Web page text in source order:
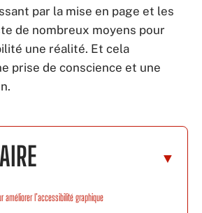
par la mise en page et les
de nombreux moyens pour
une réalité. Et cela
prise de conscience et une
améliorer l’accessibilité graphique